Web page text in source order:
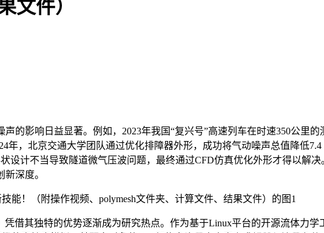
文件）
的影响日益显著。例如，2023年我国“复兴号”高速列车在时速350公里
年，北京交通大学团队通过优化排障器外形，成功将气动噪声总值降低
设计不当导致隧道微气压波问题，最终通过CFD仿真优化外形才得以解
深度。
凭借其独特的优势逐渐成为研究热点。作为基于Linux平台的开源流体力